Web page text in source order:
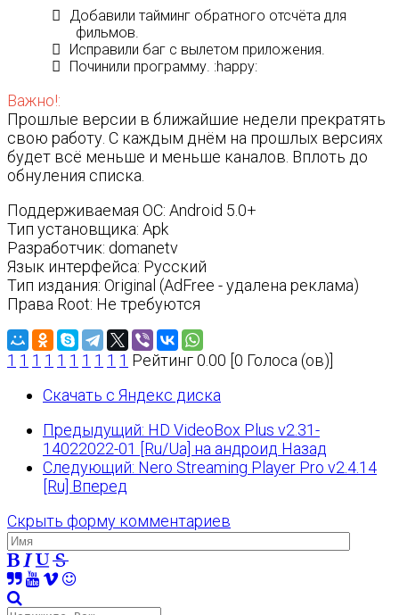
Добавили тайминг обратного отсчёта для
фильмов.
Исправили баг с вылетом приложения.
Починили программу. :happy:
Важно!:
Прошлые версии в ближайшие недели прекратять
свою работу. С каждым днём на прошлых версиях
будет всё меньше и меньше каналов. Вплоть до
обнуления списка.
Поддерживаемая ОС: Android 5.0+
Тип установщика: Apk
Разработчик: domanetv
Язык интерфейса: Русский
Тип издания: Original (AdFree - удалена реклама)
Права Root: Не требуются
1 1 1 1 1 1 1 1 1 1 Рейтинг 0.00 [0 Голоса (ов)]
Скачать с Яндекс диска
Предыдущий: HD VideoBox Plus v2.31-
14022022-01 [Ru/Ua] на андроид Назад
Следующий: Nero Streaming Player Pro v2.4.14
[Ru] Вперед
Скрыть форму комментариев